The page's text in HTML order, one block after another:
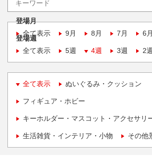
登場月
全て表示
9月 8月 7月 6月
登場週
全て表示
5週 4週 3週 2週
全て表示 ぬいぐるみ・クッション
フィギュア・ホビー
キーホルダー・マスコット・アクセサリ
生活雑貨・インテリア・小物 その他